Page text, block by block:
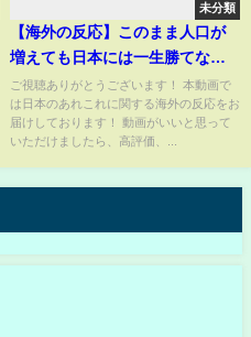
未分類
【海外の反応】このまま人口が
増えても日本には一生勝てない
と悟るインド人の反応
ご視聴ありがとうございます！ 本動画で
は日本のあれこれに関する海外の反応をお
届けしております！ 動画がいいと思って
いただけましたら、高評価、...